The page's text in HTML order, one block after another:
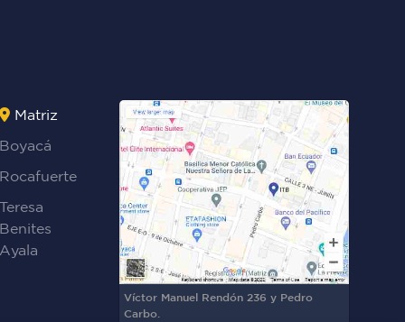
Matriz
Boyacá
Rocafuerte
Teresa
Benites
Ayala
Víctor Manuel Rendón 236 y Pedro
Carbo.